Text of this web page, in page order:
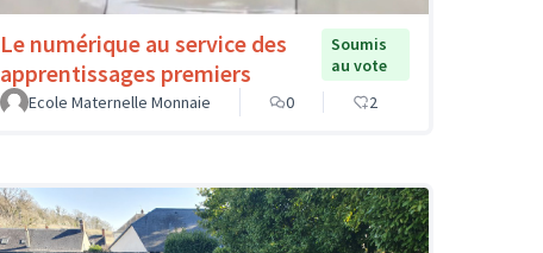
Le numérique au service des
apprentissages premiers
Soumis
au vote
Ecole Maternelle Monnaie
0 2